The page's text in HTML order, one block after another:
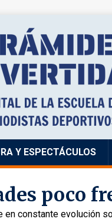
Y ESPECTÁCULOS
poco
en constante evolución